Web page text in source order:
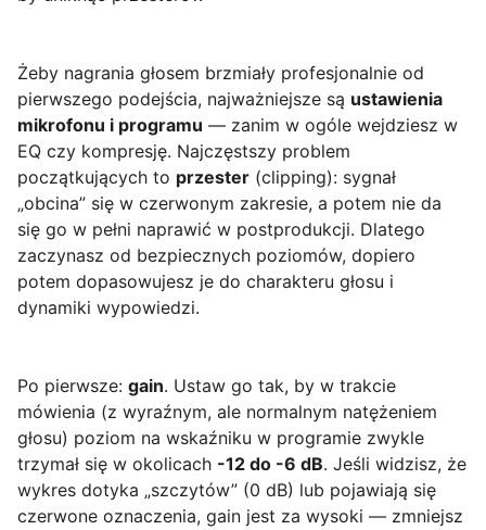
Żeby nagrania głosem brzmiały profesjonalnie od
pierwszego podejścia, najważniejsze są ustawienia
mikrofonu i programu — zanim w ogóle wejdziesz w
EQ czy kompresję. Najczęstszy problem
początkujących to przester (clipping): sygnał
„obcina” się w czerwonym zakresie, a potem nie da
się go w pełni naprawić w postprodukcji. Dlatego
zaczynasz od bezpiecznych poziomów, dopiero
potem dopasowujesz je do charakteru głosu i
dynamiki wypowiedzi.
Po pierwsze: gain. Ustaw go tak, by w trakcie
mówienia (z wyraźnym, ale normalnym natężeniem
głosu) poziom na wskaźniku w programie zwykle
trzymał się w okolicach -12 do -6 dB. Jeśli widzisz, że
wykres dotyka „szczytów” (0 dB) lub pojawiają się
czerwone oznaczenia, gain jest za wysoki — zmniejsz